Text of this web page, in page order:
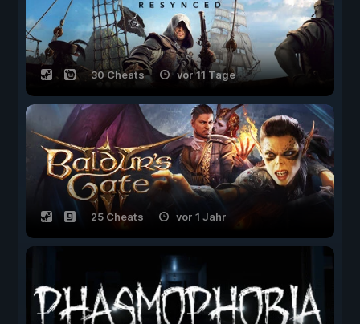
30 Cheats vor 11 Tage
25 Cheats vor 1 Jahr